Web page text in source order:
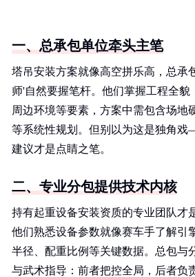
一、总承包单位牵头主笔
塔吊安装方案就像高空拼乐高，总承
师'自然要握笔杆。他们掌握工程全貌
周边环境等要素，方案中需包含场地
等系统性规划。但别以为这是独角
建议才是点睛之笔。
二、专业分包提供技术内核
持有起重设备安装资质的专业团队才
他们熟悉设备参数就像赛车手了解引
半径、配重比例等关键数据。总包与
与武术指导：前者把控全局，后者负